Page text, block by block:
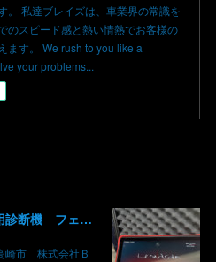
。 私達ブレイズは、車業界の常識を
のスピード感と熱い情熱でお客様の
ます。 We rush to you like a
your problems...
レオナルド Leonardo 専用診断機 フェラーリ ランボルギーニ マクラーレン ロールスロイス アストンマーチン ベントレー マセラッティ 関東 北関東 群馬 高崎
崎市 株式会社Ｂ